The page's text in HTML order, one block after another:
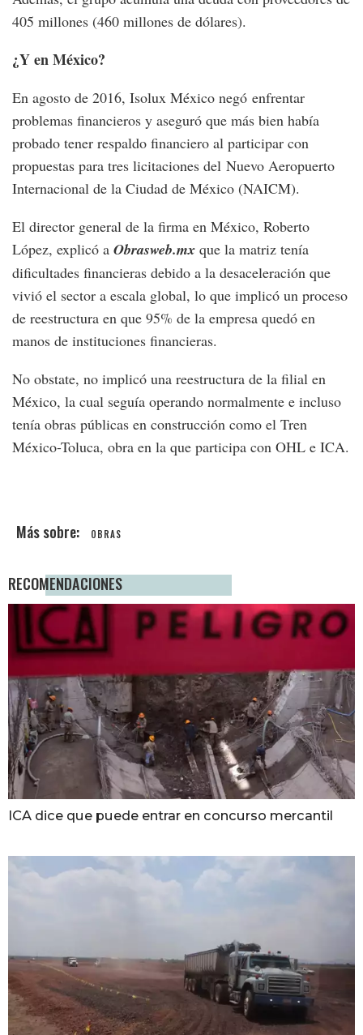
405 millones (460 millones de dólares).
¿Y en México?
En agosto de 2016, Isolux México negó enfrentar
problemas financieros y aseguró que más bien había
probado tener respaldo financiero al participar con
propuestas para tres licitaciones del Nuevo Aeropuerto
Internacional de la Ciudad de México (NAICM).
El director general de la firma en México, Roberto
López, explicó a Obrasweb.mx que la matriz tenía
dificultades financieras debido a la desaceleración que
vivió el sector a escala global, lo que implicó un proceso
de reestructura en que 95% de la empresa quedó en
manos de instituciones financieras.
No obstate, no implicó una reestructura de la filial en
México, la cual seguía operando normalmente e incluso
tenía obras públicas en construcción como el Tren
México-Toluca, obra en la que participa con OHL e ICA.
OBRAS
RECOMENDACIONES
ICA dice que puede entrar en concurso mercantil